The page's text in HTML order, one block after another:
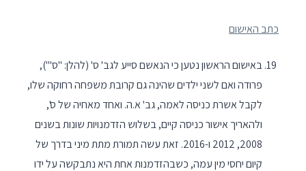
כתב האישום
באישום הראשון נטען כי הנאשם סייע לגב' ס' (להלן: "ס'"),
פרודה ואם לשני ילדים שהינה גם קרובת משפחה רחוקה שלו,
לקבל אשרת כניסה לאמה, גב' א.ה. ואחד מאחיה של ס',
ולהאריך אישור כניסה קיים, בשלוש הזדמנויות שונות בשנים
2008, 2012 ו-2016. זאת עשה תמורת מתת מיני בדרך של
קיום יחסי מין עמה, כשבהזדמנות אחת היא נתבקשה על ידו